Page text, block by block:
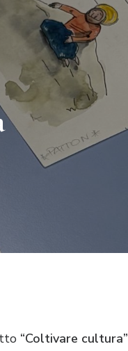
“Coltivare cultura”